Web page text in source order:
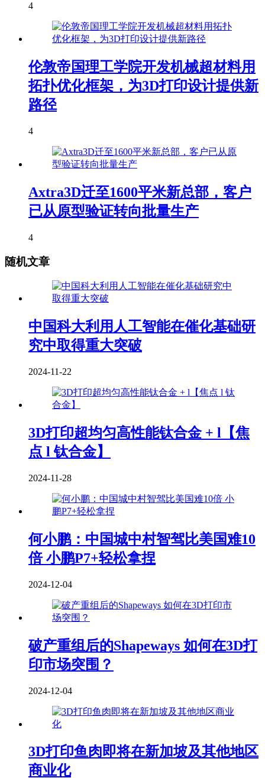
4
伦敦帝国理工学院开发机械超材料用
拓扑优化框架，为3D打印设计提供新
路径
4
Axtra3D迁至1600平米新总部，客户
已从原型验证转向批量生产
4
随机文章
中国科大利用人工智能在催化基础研
究中取得重大突破
2024-11-22
3D打印超均匀高性能钛合金 + l【焦
点 l 钛合金】
2024-11-28
何小鹏：中国城中村智驾比美国难10
倍 小鹏P7+轻松拿捏
2024-12-04
破产重组后的Shapeways 如何在3D打
印市场突围？
2024-12-04
3D打印鱼肉即将在新加坡及其他地区
商业化